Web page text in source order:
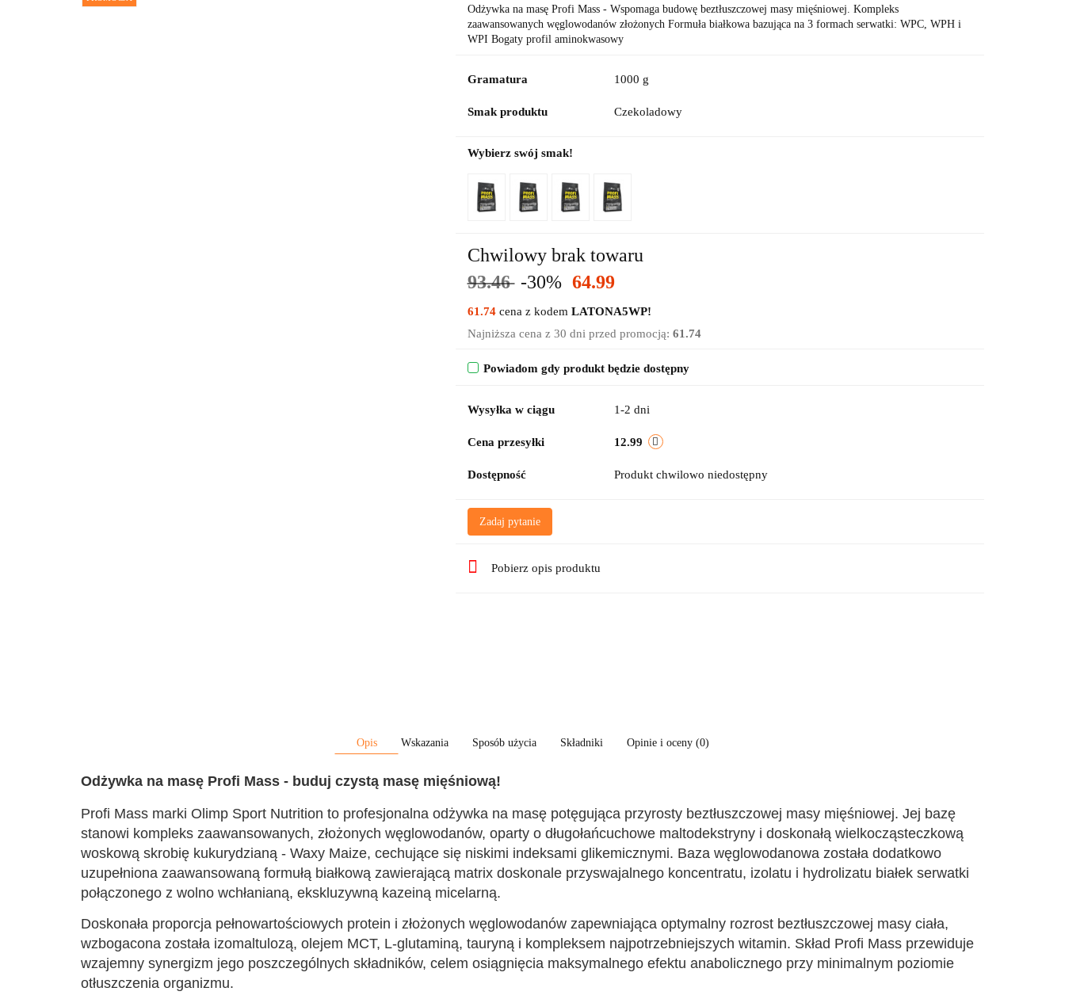
Odżywka na masę Profi Mass - Wspomaga budowę beztłuszczowej masy mięśniowej. Kompleks
zaawansowanych węglowodanów złożonych Formuła białkowa bazująca na 3 formach serwatki: WPC, WPH i
WPI Bogaty profil aminokwasowy
Gramatura 1000 g
Smak produktu Czekoladowy
Wybierz swój smak!
Chwilowy brak towaru
93.46 -30% 64.99
61.74cena z kodem LATONA5WP!
Najniższa cena z 30 dni przed promocją: 61.74
Powiadom gdy produkt będzie dostępny
Wysyłka w ciągu 1-2 dni
Cena przesyłki 12.99
Dostępność Produkt chwilowo niedostępny
Zadaj pytanie
Pobierz opis produktu
Opis Wskazania Sposób użycia Składniki Opinie i oceny (0)
Odżywka na masę Profi Mass - buduj czystą masę mięśniową!
Profi Mass marki Olimp Sport Nutrition to profesjonalna odżywka na masę potęgująca przyrosty beztłuszczowej masy mięśniowej. Jej bazę
stanowi kompleks zaawansowanych, złożonych węglowodanów, oparty o długołańcuchowe maltodekstryny i doskonałą wielkocząsteczkową
woskową skrobię kukurydzianą - Waxy Maize, cechujące się niskimi indeksami glikemicznymi. Baza węglowodanowa została dodatkowo
uzupełniona zaawansowaną formułą białkową zawierającą matrix doskonale przyswajalnego koncentratu, izolatu i hydrolizatu białek serwatki
połączonego z wolno wchłanianą, ekskluzywną kazeiną micelarną.
Doskonała proporcja pełnowartościowych protein i złożonych węglowodanów zapewniająca optymalny rozrost beztłuszczowej masy ciała,
wzbogacona została izomaltulozą, olejem MCT, L-glutaminą, tauryną i kompleksem najpotrzebniejszych witamin. Skład Profi Mass przewiduje
wzajemny synergizm jego poszczególnych składników, celem osiągnięcia maksymalnego efektu anabolicznego przy minimalnym poziomie
otłuszczenia organizmu.